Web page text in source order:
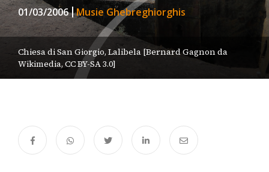
01/03/2006 Musie Ghebreghiorghis
Chiesa di San Giorgio, Lalibela [Bernard Gagnon da
Wikimedia, CC BY-SA 3.0]